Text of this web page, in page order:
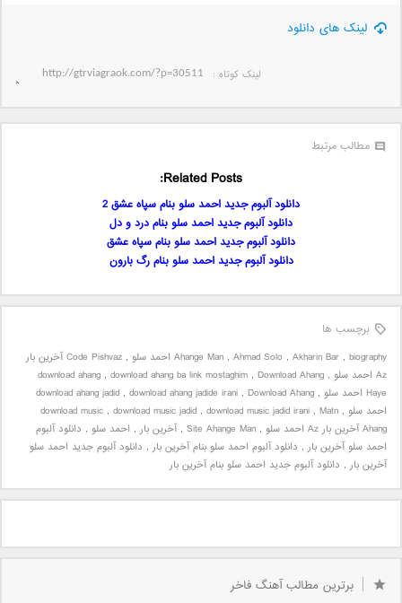
لینک های دانلود
لینک کوتاه‌ :
مطالب مرتبط
Related Posts:
دانلود آلبوم جدید احمد سلو بنام سپاه عشق 2
دانلود آلبوم جدید احمد سلو بنام درد و دل
دانلود آلبوم جدید احمد سلو بنام سپاه عشق
دانلود آلبوم جدید احمد سلو بنام رگ بارون
برچسب ها
Ahange Man , Ahmad Solo , Akharin Bar , biography احمد سلو ,
Code Pishvaz آخرین بار
Az احمد سلو
,
download ahang , download ahang ba link mostaghim , Download Ahang
Haye احمد سلو
,
download ahang jadid , download ahang jadide irani , Download Ahang
احمد سلو ,
download music , download music jadid , download music jadid irani , Matn
Ahang آخرین بار Az احمد سلو
,
Site Ahange Man
,آخرین بار, احمد سلو , دانلود آلبوم
احمد سلو آخرین بار, دانلود آلبوم احمد سلو بنام آخرین بار, دانلود آلبوم جدید احمد سلو
آخرین بار, دانلود آلبوم جدید احمد سلو بنام آخرین بار
برترین مطالب آهنگ فاخر